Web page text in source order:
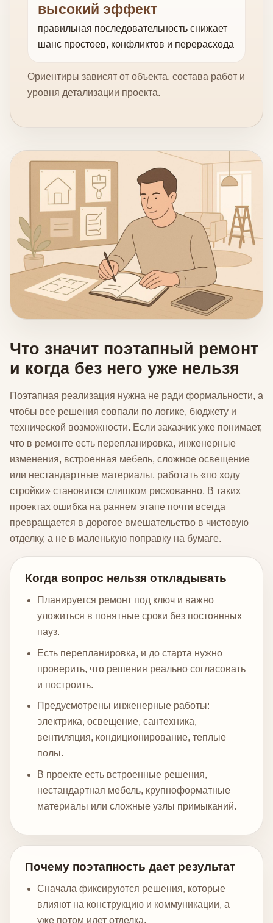
высокий эффект
правильная последовательность снижает
шанс простоев, конфликтов и перерасхода
Ориентиры зависят от объекта, состава работ и
уровня детализации проекта.
Что значит поэтапный ремонт
и когда без него уже нельзя
Поэтапная реализация нужна не ради формальности, а
чтобы все решения совпали по логике, бюджету и
технической возможности. Если заказчик уже понимает,
что в ремонте есть перепланировка, инженерные
изменения, встроенная мебель, сложное освещение
или нестандартные материалы, работать «по ходу
стройки» становится слишком рискованно. В таких
проектах ошибка на раннем этапе почти всегда
превращается в дорогое вмешательство в чистовую
отделку, а не в маленькую поправку на бумаге.
Когда вопрос нельзя откладывать
Планируется ремонт под ключ и важно
уложиться в понятные сроки без постоянных
пауз.
Есть перепланировка, и до старта нужно
проверить, что решения реально согласовать
и построить.
Предусмотрены инженерные работы:
электрика, освещение, сантехника,
вентиляция, кондиционирование, теплые
полы.
В проекте есть встроенные решения,
нестандартная мебель, крупноформатные
материалы или сложные узлы примыканий.
Почему поэтапность дает результат
Сначала фиксируются решения, которые
влияют на конструкцию и коммуникации, а
уже потом идет отделка.